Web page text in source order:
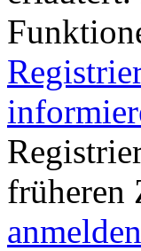
früheren
anmelden